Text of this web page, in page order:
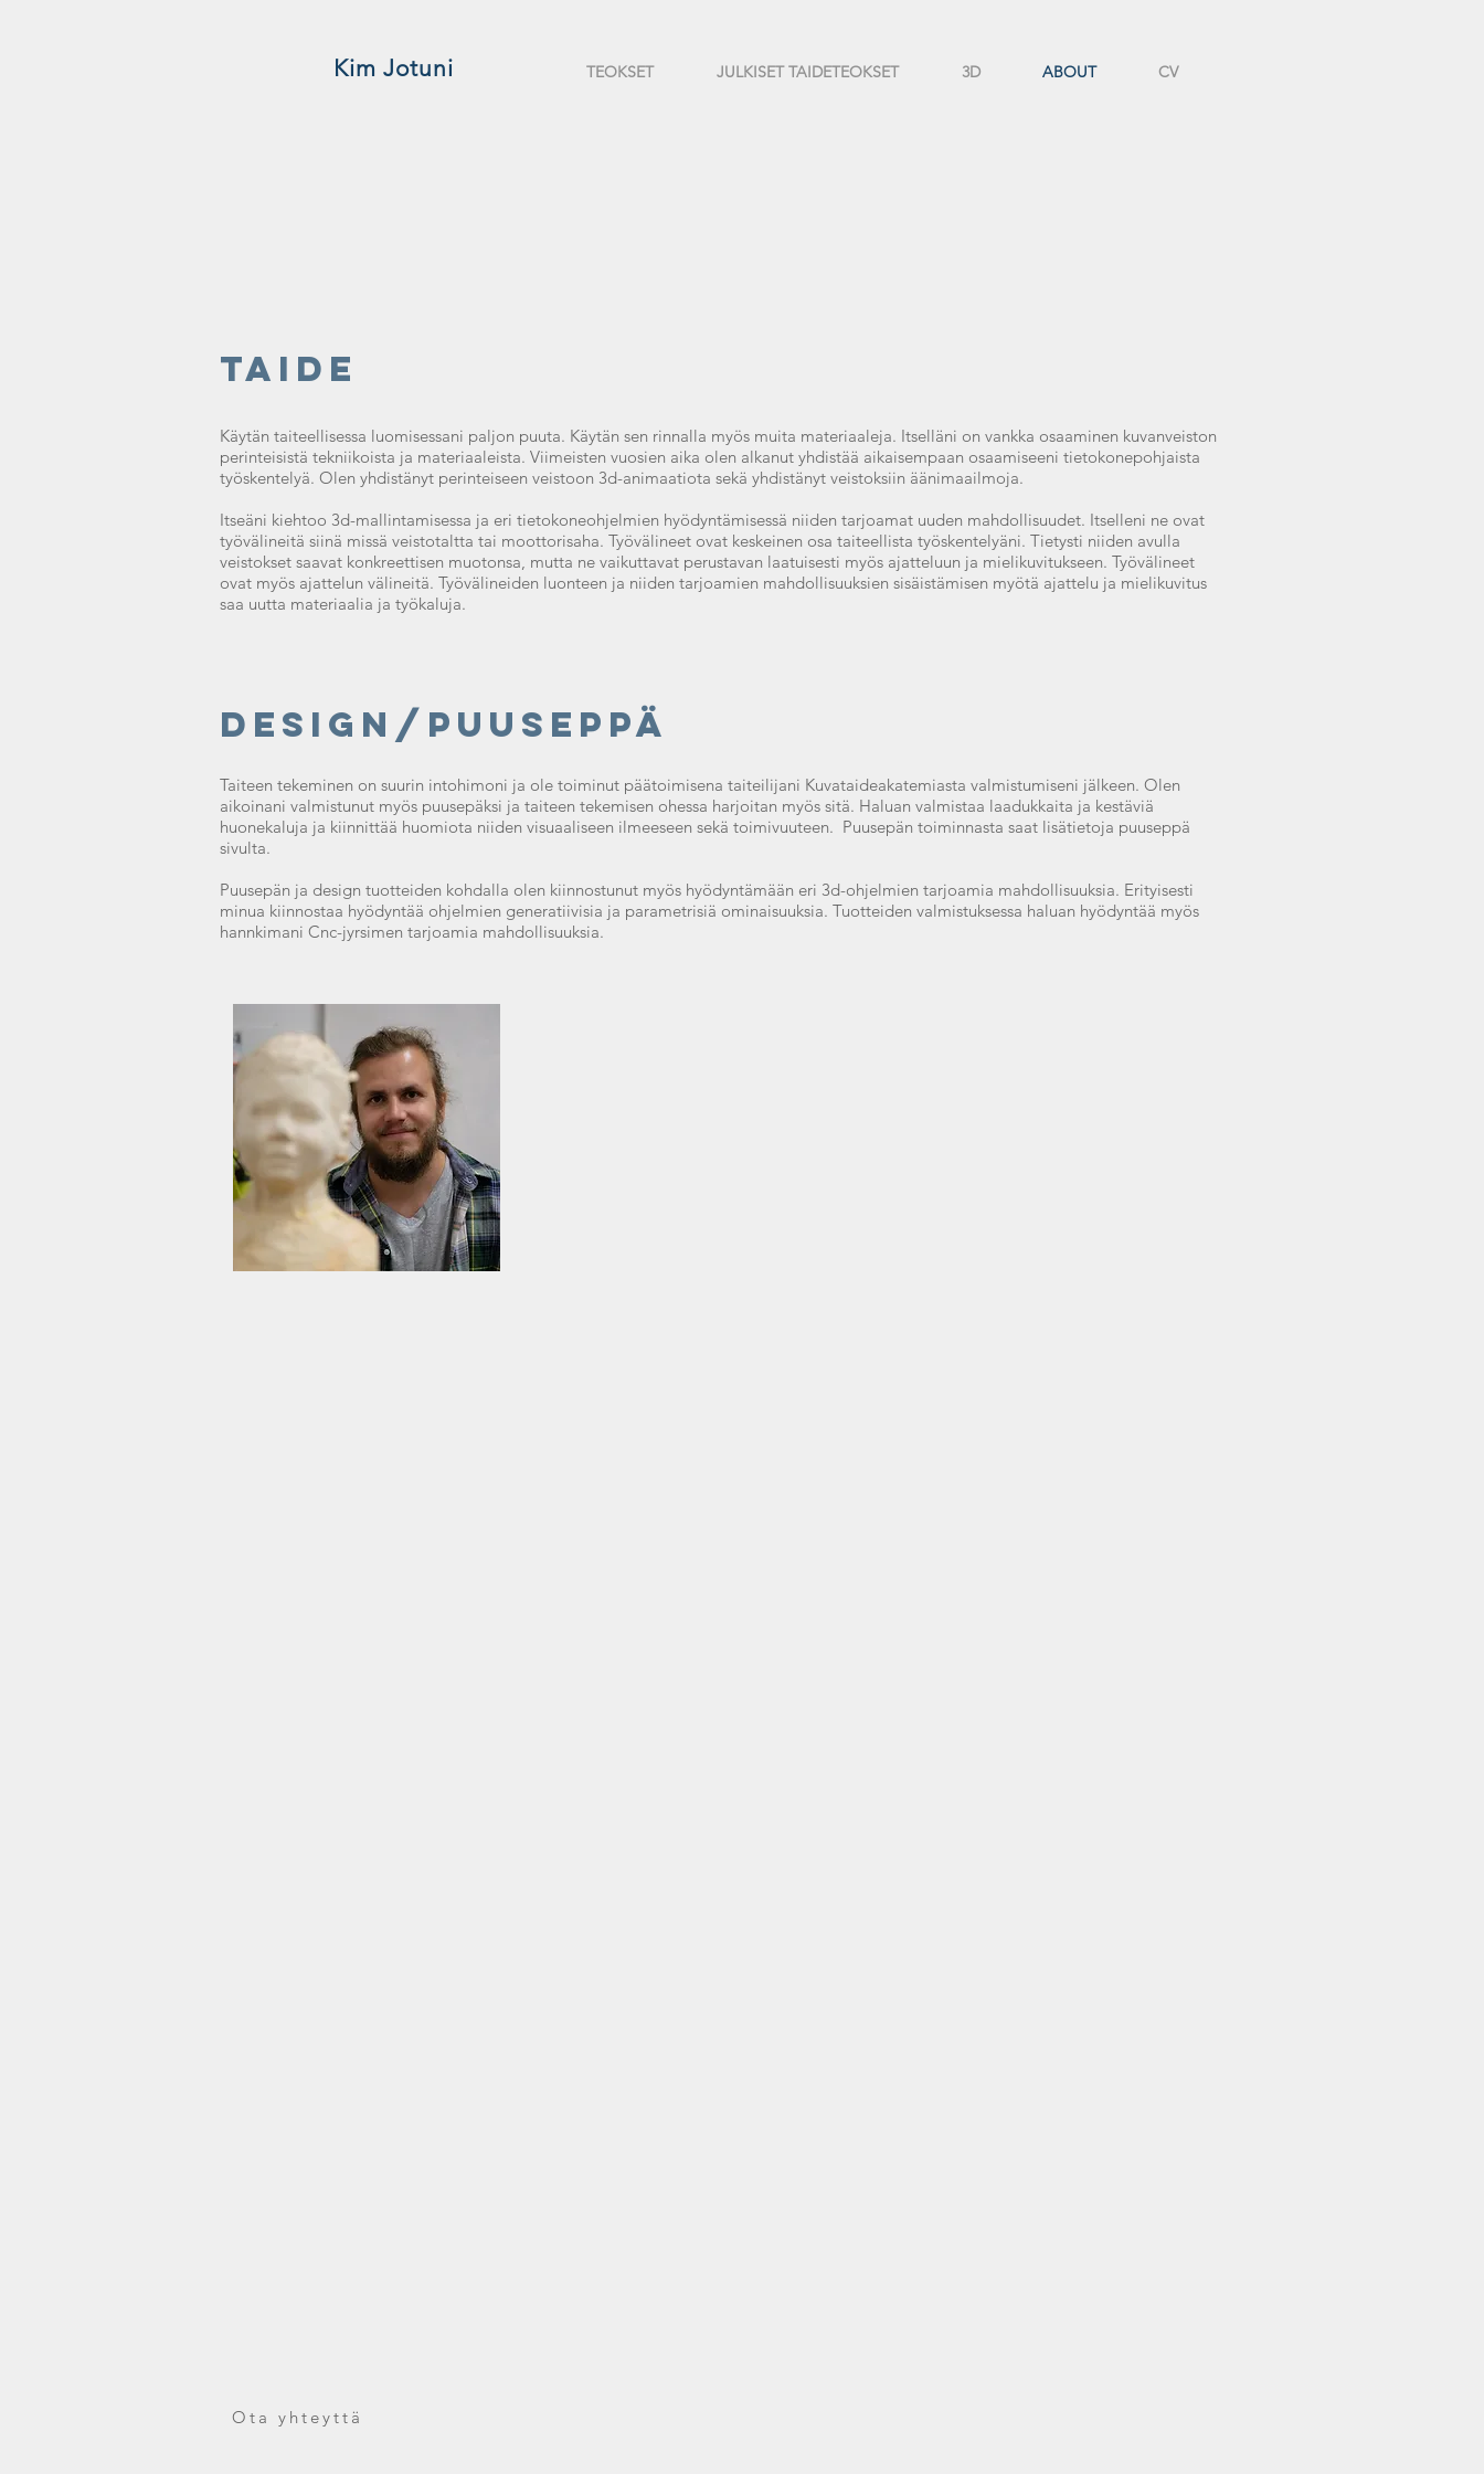
Kim Jotuni TEOKSET JULKISET TAIDETEOKSET 3D ABOUT CV
Taide
Käytän taiteellisessa luomisessani paljon puuta. Käytän sen rinnalla myös muita materiaaleja. Itselläni on vankka osaaminen kuvanveiston
perinteisistä tekniikoista ja materiaaleista. Viimeisten vuosien aika olen alkanut yhdistää aikaisempaan osaamiseeni tietokonepohjaista
työskentelyä. Olen yhdistänyt perinteiseen veistoon 3d-animaatiota sekä yhdistänyt veistoksiin äänimaailmoja.
Itseäni kiehtoo 3d-mallintamisessa ja eri tietokoneohjelmien hyödyntämisessä niiden tarjoamat uuden mahdollisuudet. Itselleni ne ovat
työvälineitä siinä missä veistotaltta tai moottorisaha. Työvälineet ovat keskeinen osa taiteellista työskentelyäni. Tietysti niiden avulla
veistokset saavat konkreettisen muotonsa, mutta ne vaikuttavat perustavan laatuisesti myös ajatteluun ja mielikuvitukseen. Työvälineet
ovat myös ajattelun välineitä. Työvälineiden luonteen ja niiden tarjoamien mahdollisuuksien sisäistämisen myötä ajattelu ja mielikuvitus
saa uutta materiaalia ja työkaluja.
Design/Puuseppä
Taiteen tekeminen on suurin intohimoni ja ole toiminut päätoimisena taiteilijani Kuvataideakatemiasta valmistumiseni jälkeen. Olen
aikoinani valmistunut myös puusepäksi ja taiteen tekemisen ohessa harjoitan myös sitä. Haluan valmistaa laadukkaita ja kestäviä
huonekaluja ja kiinnittää huomiota niiden visuaaliseen ilmeeseen sekä toimivuuteen. Puusepän toiminnasta saat lisätietoja puuseppä
sivulta.
Puusepän ja design tuotteiden kohdalla olen kiinnostunut myös hyödyntämään eri 3d-ohjelmien tarjoamia mahdollisuuksia. Erityisesti
minua kiinnostaa hyödyntää ohjelmien generatiivisia ja parametrisiä ominaisuuksia. Tuotteiden valmistuksessa haluan hyödyntää myös
hannkimani Cnc-jyrsimen tarjoamia mahdollisuuksia.
Ota yhteyttä